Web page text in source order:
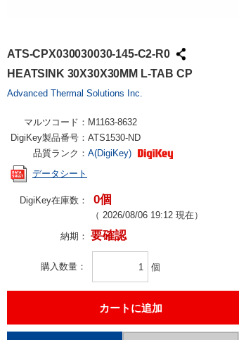
ATS-CPX030030030-145-C2-R0
HEATSINK 30X30X30MM L-TAB CP
Advanced Thermal Solutions Inc.
マルツコード： M1163-8632
DigiKey製品番号： ATS1530-ND
品質ランク： A(DigiKey)
データシート
DigiKey在庫数： 0個
（ 2026/08/06 19:12 現在）
納期： 要確認
購入数量 個